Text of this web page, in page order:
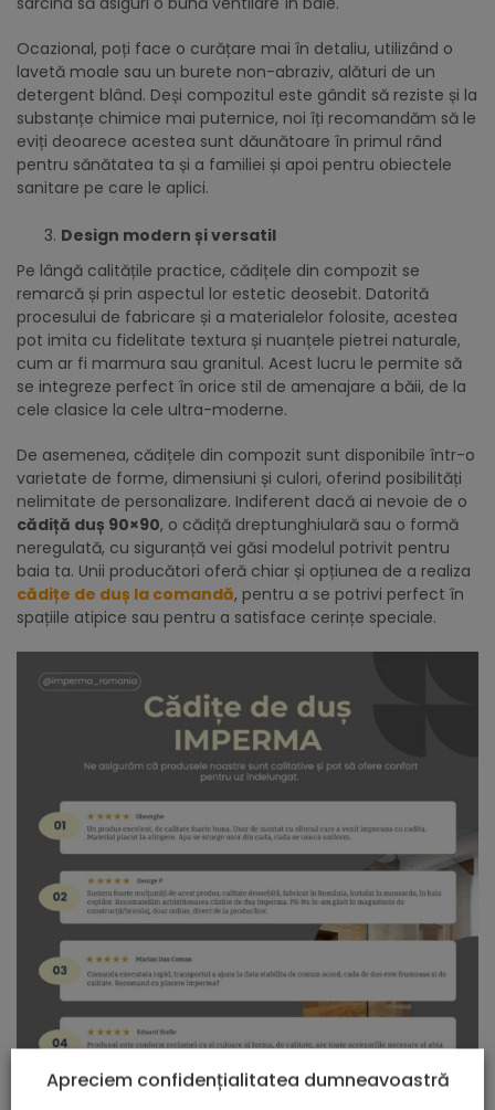
Ocazional, poți face o curățare mai în detaliu, utilizând o
lavetă moale sau un burete non-abraziv, alături de un
detergent blând. Deși compozitul este gândit să reziste și la
substanțe chimice mai puternice, noi îți recomandăm să le
eviți deoarece acestea sunt dăunătoare în primul rând
pentru sănătatea ta și a familiei și apoi pentru obiectele
sanitare pe care le aplici.
Design modern și versatil
Pe lângă calitățile practice, cădițele din compozit se
remarcă și prin aspectul lor estetic deosebit. Datorită
procesului de fabricare și a materialelor folosite, acestea
pot imita cu fidelitate textura și nuanțele pietrei naturale,
cum ar fi marmura sau granitul. Acest lucru le permite să
se integreze perfect în orice stil de amenajare a băii, de la
cele clasice la cele ultra-moderne.
De asemenea, cădițele din compozit sunt disponibile într-o
varietate de forme, dimensiuni și culori, oferind posibilități
nelimitate de personalizare. Indiferent dacă ai nevoie de o
cădiță duș 90×90, o cădiță dreptunghiulară sau o formă
neregulată, cu siguranță vei găsi modelul potrivit pentru
baia ta. Unii producători oferă chiar și opțiunea de a realiza
cădițe de duș la comandă, pentru a se potrivi perfect în
spațiile atipice sau pentru a satisface cerințe speciale.
Apreciem confidențialitatea dumneavoastră